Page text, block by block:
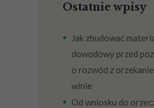
Ostatnie wpisy
Jak zbudować
dowodowy przed
o rozwód z
winie
Od wniosku do